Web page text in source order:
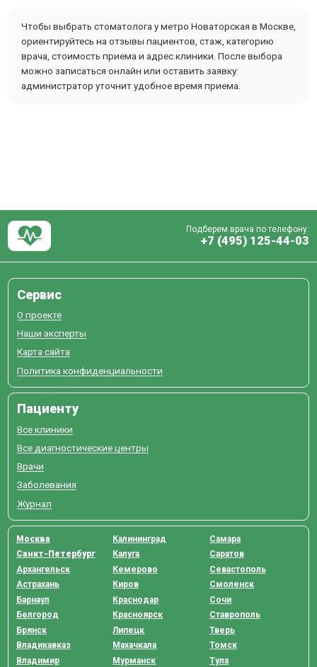
Чтобы выбрать стоматолога у метро Новаторская в Москве,
ориентируйтесь на отзывы пациентов, стаж, категорию
врача, стоимость приема и адрес клиники. После выбора
можно записаться онлайн или оставить заявку:
администратор уточнит удобное время приема.
Подберем врача по телефону:
+7 (495) 125-44-03
Сервис
О проекте
Наши эксперты
Карта сайта
Политика конфиденциальности
Пациенту
Все клиники
Все диагностические центры
Врачи
Заболевания
Журнал
Москва
Санкт-Петербург
Архангельск
Астрахань
Барнаул
Белгород
Брянск
Владикавказ
Владимир
Калининград
Калуга
Кемерово
Киров
Краснодар
Красноярск
Липецк
Махачкала
Мурманск
Самара
Саратов
Севастополь
Смоленск
Сочи
Ставрополь
Тверь
Томск
Тула